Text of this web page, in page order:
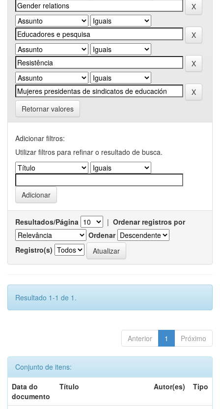
Retornar valores
Adicionar filtros:
Utilizar filtros para refinar o resultado de busca.
Resultados/Página | Ordenar registros por
Ordenar
Registro(s)
Resultado 1-1 de 1.
Anterior 1 Próximo
Conjunto de itens:
Data do
documento
Título Autor(es) Tipo